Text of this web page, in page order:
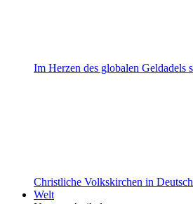
Im Herzen des globalen Geldadels
Christliche Volkskirchen in
Welt